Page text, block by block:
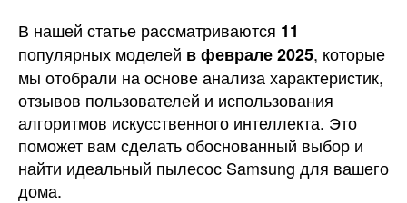
В нашей статье рассматриваются 11
популярных моделей в феврале 2025, которые
мы отобрали на основе анализа характеристик,
отзывов пользователей и использования
алгоритмов искусственного интеллекта. Это
поможет вам сделать обоснованный выбор и
найти идеальный пылесос Samsung для вашего
дома.